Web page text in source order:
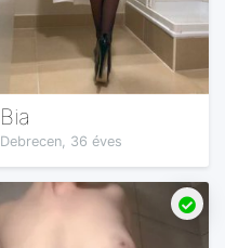
Bia
Debrecen, 36 éves